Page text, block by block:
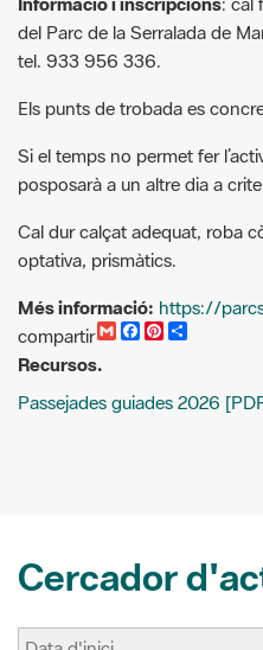
Els punts de trobada es
Si el temps no permet fer
posposarà a un altre dia a
Cal dur calçat adequat, roba
optativa, prismàtics.
Més informació:
https://
compartir
G
m
i
l
F
a
e
b
o
P
i
t
e
r
t
C
p
a
r
Recursos.
Passejades guiades 2026